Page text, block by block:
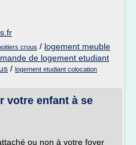
crous / logement meuble
de logement etudiant
/ logement etudiant colocation
votre enfant à se
ou non à votre foyer